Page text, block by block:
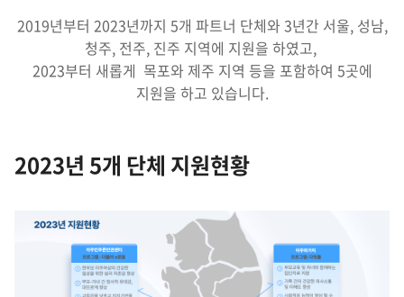
2019년부터 2023년까지 5개 파트너 단체와 3년간 서울, 성남,
청주, 전주, 진주 지역에 지원을 하였고,
2023부터 새롭게 목포와 제주 지역 등을 포함하여 5곳에
지원을 하고 있습니다.
2023년 5개 단체 지원현황